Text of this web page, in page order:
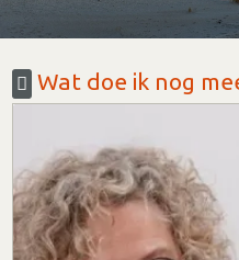
Wat doe ik nog